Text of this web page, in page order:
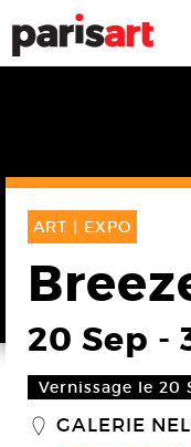
ART | EXPO
20 Sep -
Vernissage le 20
_ GALERIE